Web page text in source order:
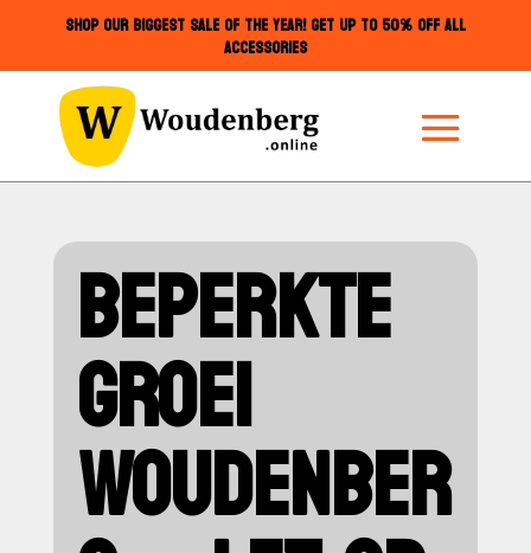
SHOP OUR BIGGEST SALE OF THE YEAR! GET UP TO 50% OFF ALL
ACCESSORIES
BEPERKTE
GROEI
WOUDENBER